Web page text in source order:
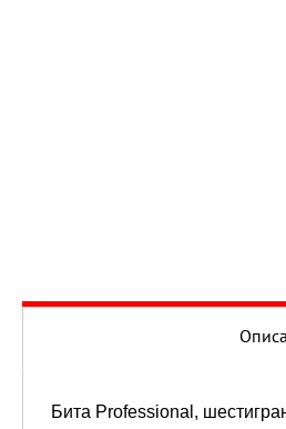
Бита Professional,